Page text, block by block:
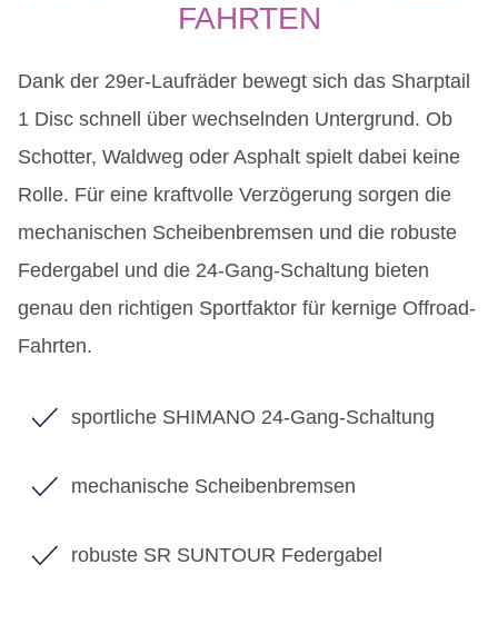
FAHRTEN
Dank der 29er-Laufräder bewegt sich das Sharptail
1 Disc schnell über wechselnden Untergrund. Ob
Schotter, Waldweg oder Asphalt spielt dabei keine
Rolle. Für eine kraftvolle Verzögerung sorgen die
mechanischen Scheibenbremsen und die robuste
Federgabel und die 24-Gang-Schaltung bieten
genau den richtigen Sportfaktor für kernige Offroad-
Fahrten.
sportliche SHIMANO 24-Gang-Schaltung
mechanische Scheibenbremsen
robuste SR SUNTOUR Federgabel